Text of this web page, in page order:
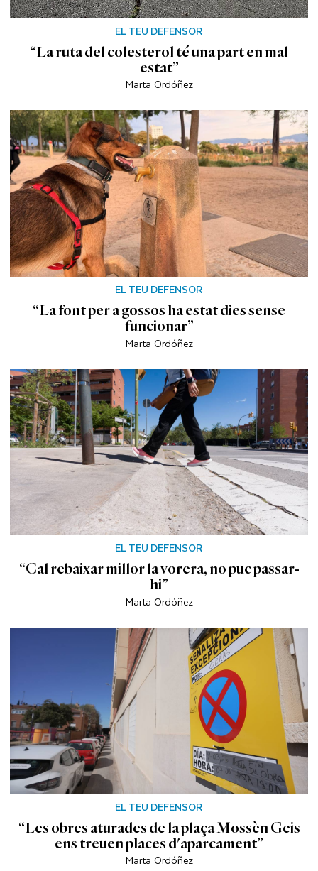
EL TEU DEFENSOR
“La ruta del colesterol té una part en mal
estat”
Marta Ordóñez
EL TEU DEFENSOR
“La font per a gossos ha estat dies sense
funcionar”
Marta Ordóñez
EL TEU DEFENSOR
“Cal rebaixar millor la vorera, no puc passar-
hi”
Marta Ordóñez
EL TEU DEFENSOR
“Les obres aturades de la plaça Mossèn Geis
ens treuen places d'aparcament”
Marta Ordóñez